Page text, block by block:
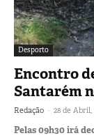
Desporto
Encontro
Santarém
Redação - 28 de Abril,
Pelas 09h30 irá